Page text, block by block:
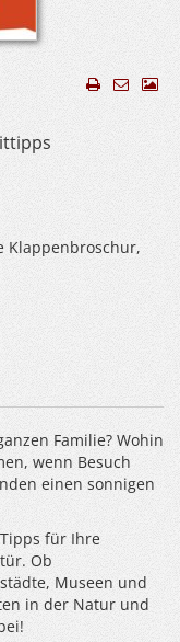
Klappenbroschur,
Familie? Wohin
wenn Besuch
einen sonnigen
für Ihre
Ob
Museen und
in der Natur und